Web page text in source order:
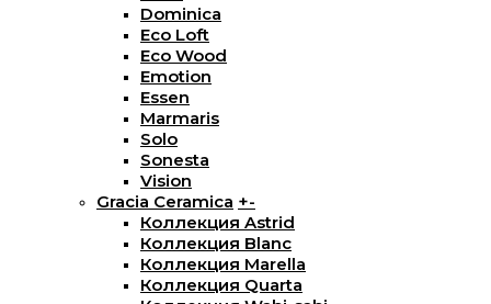
Dominica
Eco Loft
Eco Wood
Emotion
Essen
Marmaris
Solo
Sonesta
Vision
Gracia Ceramica +-
Коллекция Astrid
Коллекция Blanc
Коллекция Marella
Коллекция Quarta